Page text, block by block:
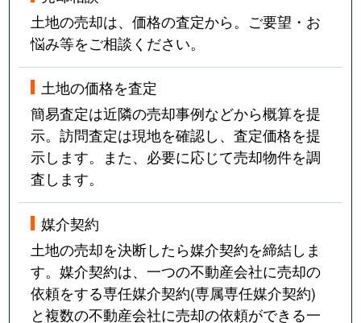
中根 180万円
つくば
中別府
200万円
中別府
350万円
中別府
390万円
万博記念公園(茨城)
中別府
230万円
万博記念公園(茨城)
中別府
230万円
万博記念公園(茨城)
中別府
230万円
万博記念公園(茨城)
中別府
300万円
万博記念公園(茨城)
土地の売却は、価格の査定から。ご要望・お
悩み等をご相談ください。
土地の価格を査定
簡易査定は近隣の売却事例などから概算を提
示。訪問査定は現地を確認し、査定価格を提
示します。また、必要に応じて売却物件を調
査します。
媒介契約
土地の売却を決断したら媒介契約を締結しま
す。媒介契約は、一つの不動産会社に売却の
依頼をする専任媒介契約(専属専任媒介契約)
と複数の不動産会社に売却の依頼ができる一